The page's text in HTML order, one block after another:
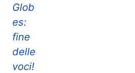
Glob
es:
fine
delle
voci!